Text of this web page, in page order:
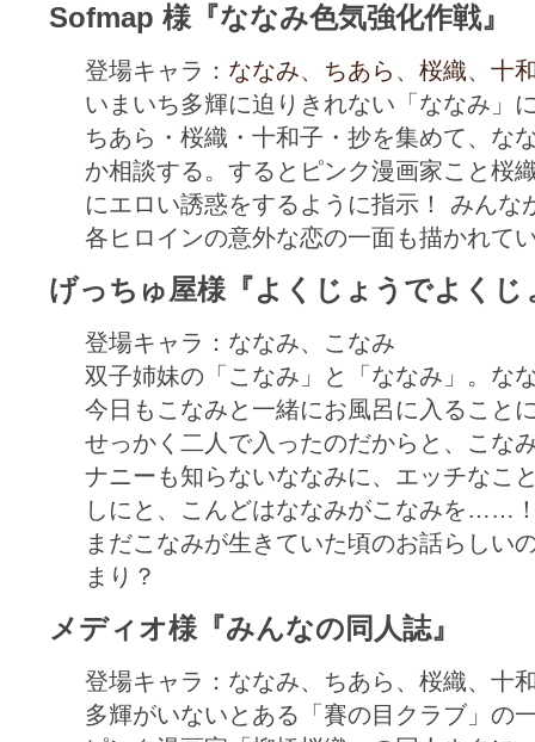
Sofmap 様『ななみ色気強化作戦』
登場キャラ： ななみ、 ちあら 、 桜織、 十
いまいち多輝に迫りきれない「ななみ」
ちあら・桜織・十和子・抄を集めて、な
か相談する。するとピンク漫画家こと桜
にエロい誘惑をするように指示！ みん
各ヒロインの意外な恋の一面も描かれて
げっちゅ屋様『よくじょうでよく
登場キャラ：ななみ、こなみ
双子姉妹の「こなみ」と「ななみ」。な
今日もこなみと一緒にお風呂に入ること
せっかく二人で入ったのだからと、こな
ナニーも知らないななみに、エッチなこ
しにと、こんどはななみがこなみを……
まだこなみが生きていた頃のお話らし
まり？
メディオ様『みんなの同人誌』
登場キャラ：ななみ、ちあら、桜織、十
多輝がいないとある「賽の目クラブ」の